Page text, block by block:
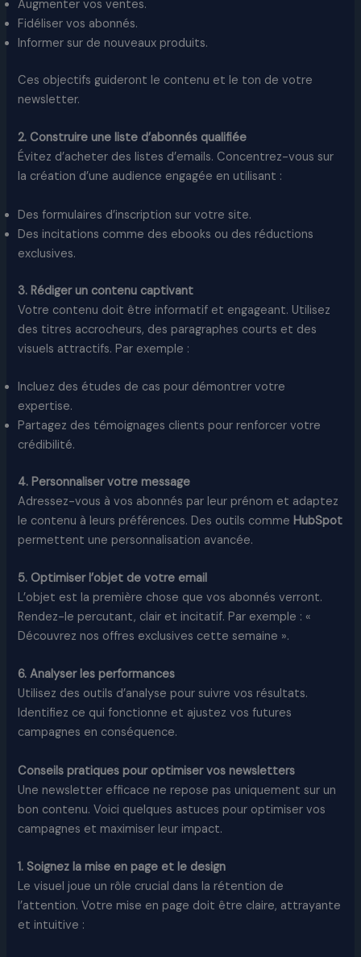
Augmenter vos ventes.
Fidéliser vos abonnés.
Informer sur de nouveaux produits.
Ces objectifs guideront le contenu et le ton de votre
newsletter.
2. Construire une liste d’abonnés qualifiée
Évitez d’acheter des listes d’emails. Concentrez-vous sur
la création d’une audience engagée en utilisant :
Des formulaires d’inscription sur votre site.
Des incitations comme des ebooks ou des réductions
exclusives.
3. Rédiger un contenu captivant
Votre contenu doit être informatif et engageant. Utilisez
des titres accrocheurs, des paragraphes courts et des
visuels attractifs. Par exemple :
Incluez des études de cas pour démontrer votre
expertise.
Partagez des témoignages clients pour renforcer votre
crédibilité.
4. Personnaliser votre message
Adressez-vous à vos abonnés par leur prénom et adaptez
le contenu à leurs préférences. Des outils comme HubSpot
permettent une personnalisation avancée.
5. Optimiser l’objet de votre email
L’objet est la première chose que vos abonnés verront.
Rendez-le percutant, clair et incitatif. Par exemple : «
Découvrez nos offres exclusives cette semaine ».
6. Analyser les performances
Utilisez des outils d’analyse pour suivre vos résultats.
Identifiez ce qui fonctionne et ajustez vos futures
campagnes en conséquence.
Conseils pratiques pour optimiser vos newsletters
Une newsletter efficace ne repose pas uniquement sur un
bon contenu. Voici quelques astuces pour optimiser vos
campagnes et maximiser leur impact.
1. Soignez la mise en page et le design
Le visuel joue un rôle crucial dans la rétention de
l’attention. Votre mise en page doit être claire, attrayante
et intuitive :